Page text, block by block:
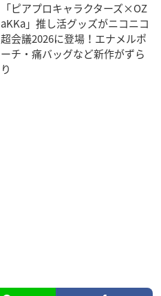
「ピアプロキャラクターズ×OZ
aKKa」推し活グッズがニコニコ
超会議2026に登場！エナメルポ
ーチ・痛バッグなど新作がずら
り